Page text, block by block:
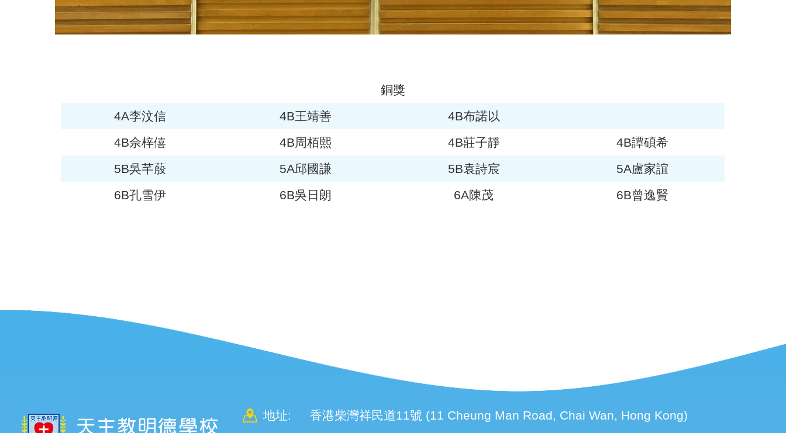
銅獎
4A李汶信
4B王靖善
4B布諾以
4B佘梓僖
4B周栢熙 4B莊子靜
4B譚碩希
5B吳芊蒑
5A邱國謙 5B袁詩宸
5A盧家誼
6B孔雪伊
6B吳日朗 6A陳茂 6B曾逸賢
地址: 香港柴灣祥民道11號 (11 Cheung Man Road, Chai Wan, Hong Kong)